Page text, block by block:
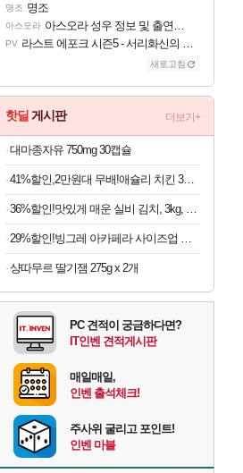
명조 명조
아스오라 아스오라 성우 정보 및 출연작 모음
PV 라스트 에포크 시즌5 - 서리화신의 분노 티저
새로고침
핫딜 게시판 더보기+
대마종자유 750mg 30캡슐
41%할인,2만원대 무배!애슐리 치킨 3종 세트, 치킨너겟 1kg + 통살치킨 500g + 닭강정 500g, 1세트
36%할인!맛있게 매운 실비 김치, 3kg, 1팩
29%할인!빙그레 아카페라 사이즈업 벤티 아메리카노, 600ml, 24개
샹따무르 딸기잼 275g x 2개
PC 견적이 궁금하다면?
IT인벤 견적게시판
매일매일,
인벤 출석체크!
주사위 굴리고 포인트!
인벤 마블